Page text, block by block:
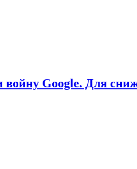
войну Google. Для